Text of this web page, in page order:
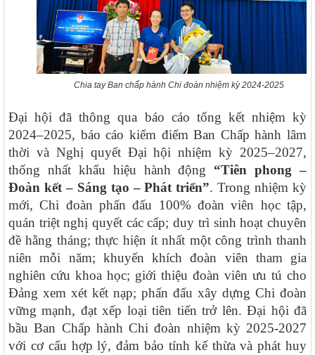
Chia tay Ban chấp hành Chi đoàn nhiệm kỳ 2024-2025
Đại hội đã thông qua báo cáo tổng kết nhiệm kỳ
2024–2025, báo cáo kiểm điểm Ban Chấp hành lâm
thời và Nghị quyết Đại hội nhiệm kỳ 2025–2027,
thống nhất khẩu hiệu hành động “Tiên phong –
Đoàn kết – Sáng tạo – Phát triển”. Trong nhiệm kỳ
mới, Chi đoàn phấn đấu 100% đoàn viên học tập,
quán triệt nghị quyết các cấp; duy trì sinh hoạt chuyên
đề hằng tháng; thực hiện ít nhất một công trình thanh
niên mỗi năm; khuyến khích đoàn viên tham gia
nghiên cứu khoa học; giới thiệu đoàn viên ưu tú cho
Đảng xem xét kết nạp; phấn đấu xây dựng Chi đoàn
vững mạnh, đạt xếp loại tiên tiến trở lên. Đại hội đã
bầu Ban Chấp hành Chi đoàn nhiệm kỳ 2025-2027
với cơ cấu hợp lý, đảm bảo tính kế thừa và phát huy